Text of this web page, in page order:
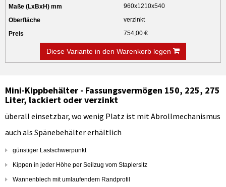
960x1210x540
verzinkt
754,00 €
Diese Variante in den Warenkorb legen
Mini-Kippbehälter - Fassungsvermögen 150, 225, 275
Liter, lackiert oder verzinkt
überall einsetzbar, wo wenig Platz ist mit Abrollmechanismus
auch als Spänebehälter erhältlich
günstiger Lastschwerpunkt
Kippen in jeder Höhe per Seilzug vom Staplersitz
Wannenblech mit umlaufendem Randprofil